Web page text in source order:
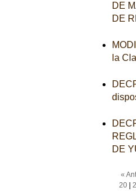
DE
DE
la
DE
«
20|